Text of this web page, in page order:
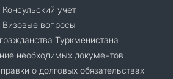
Консульский учет
Визовые вопросы
Туркменистана
необходимых документов
о долговых обязательствах